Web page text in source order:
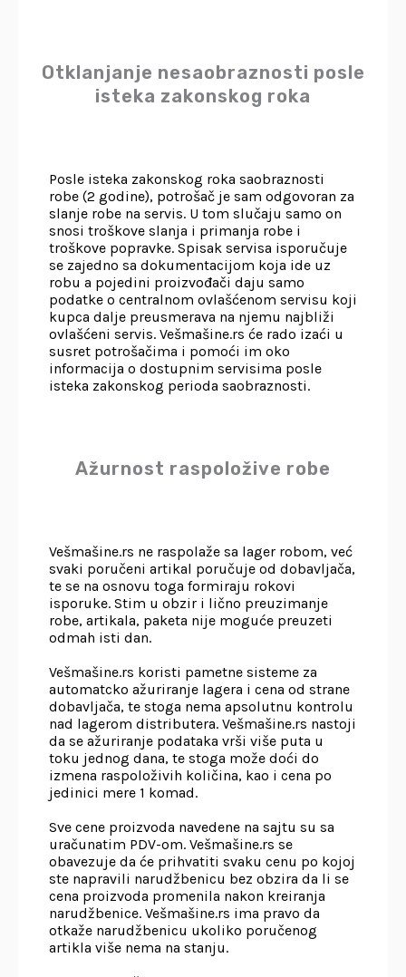
Otklanjanje nesaobraznosti posle
isteka zakonskog roka
Posle isteka zakonskog roka saobraznosti
robe (2 godine), potrošač je sam odgovoran za
slanje robe na servis. U tom slučaju samo on
snosi troškove slanja i primanja robe i
troškove popravke. Spisak servisa isporučuje
se zajedno sa dokumentacijom koja ide uz
robu a pojedini proizvođači daju samo
podatke o centralnom ovlašćenom servisu koji
kupca dalje preusmerava na njemu najbliži
ovlašćeni servis. Vešmašine.rs će rado izaći u
susret potrošačima i pomoći im oko
informacija o dostupnim servisima posle
isteka zakonskog perioda saobraznosti.
Ažurnost raspoložive robe
Vešmašine.rs ne raspolaže sa lager robom, već
svaki poručeni artikal poručuje od dobavljača,
te se na osnovu toga formiraju rokovi
isporuke. Stim u obzir i lično preuzimanje
robe, artikala, paketa nije moguće preuzeti
odmah isti dan.
Vešmašine.rs koristi pametne sisteme za
automatcko ažuriranje lagera i cena od strane
dobavljača, te stoga nema apsolutnu kontrolu
nad lagerom distributera. Vešmašine.rs nastoji
da se ažuriranje podataka vrši više puta u
toku jednog dana, te stoga može doći do
izmena raspoloživih količina, kao i cena po
jedinici mere 1 komad.
Sve cene proizvoda navedene na sajtu su sa
uračunatim PDV-om. Vešmašine.rs se
obavezuje da će prihvatiti svaku cenu po kojoj
ste napravili narudžbenicu bez obzira da li se
cena proizvoda promenila nakon kreiranja
narudžbenice. Vešmašine.rs ima pravo da
otkaže narudžbenicu ukoliko poručenog
artikla više nema na stanju.